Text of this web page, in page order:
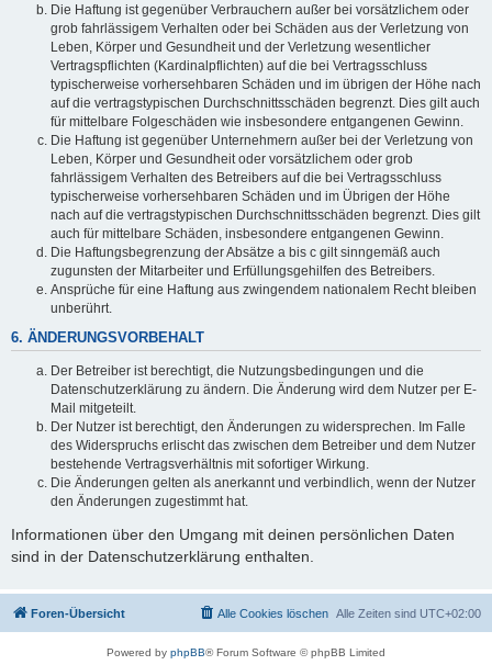
Die Haftung ist gegenüber Verbrauchern außer bei vorsätzlichem oder
grob fahrlässigem Verhalten oder bei Schäden aus der Verletzung von
Leben, Körper und Gesundheit und der Verletzung wesentlicher
Vertragspflichten (Kardinalpflichten) auf die bei Vertragsschluss
typischerweise vorhersehbaren Schäden und im übrigen der Höhe nach
auf die vertragstypischen Durchschnittsschäden begrenzt. Dies gilt auch
für mittelbare Folgeschäden wie insbesondere entgangenen Gewinn.
Die Haftung ist gegenüber Unternehmern außer bei der Verletzung von
Leben, Körper und Gesundheit oder vorsätzlichem oder grob
fahrlässigem Verhalten des Betreibers auf die bei Vertragsschluss
typischerweise vorhersehbaren Schäden und im Übrigen der Höhe
nach auf die vertragstypischen Durchschnittsschäden begrenzt. Dies gilt
auch für mittelbare Schäden, insbesondere entgangenen Gewinn.
Die Haftungsbegrenzung der Absätze a bis c gilt sinngemäß auch
zugunsten der Mitarbeiter und Erfüllungsgehilfen des Betreibers.
Ansprüche für eine Haftung aus zwingendem nationalem Recht bleiben
unberührt.
6. ÄNDERUNGSVORBEHALT
Der Betreiber ist berechtigt, die Nutzungsbedingungen und die
Datenschutzerklärung zu ändern. Die Änderung wird dem Nutzer per E-
Mail mitgeteilt.
Der Nutzer ist berechtigt, den Änderungen zu widersprechen. Im Falle
des Widerspruchs erlischt das zwischen dem Betreiber und dem Nutzer
bestehende Vertragsverhältnis mit sofortiger Wirkung.
Die Änderungen gelten als anerkannt und verbindlich, wenn der Nutzer
den Änderungen zugestimmt hat.
Informationen über den Umgang mit deinen persönlichen Daten
sind in der Datenschutzerklärung enthalten.
Foren-Übersicht Alle Zeiten sind UTC+02:00
Alle Cookies löschen
Powered by phpBB® Forum Software © phpBB Limited